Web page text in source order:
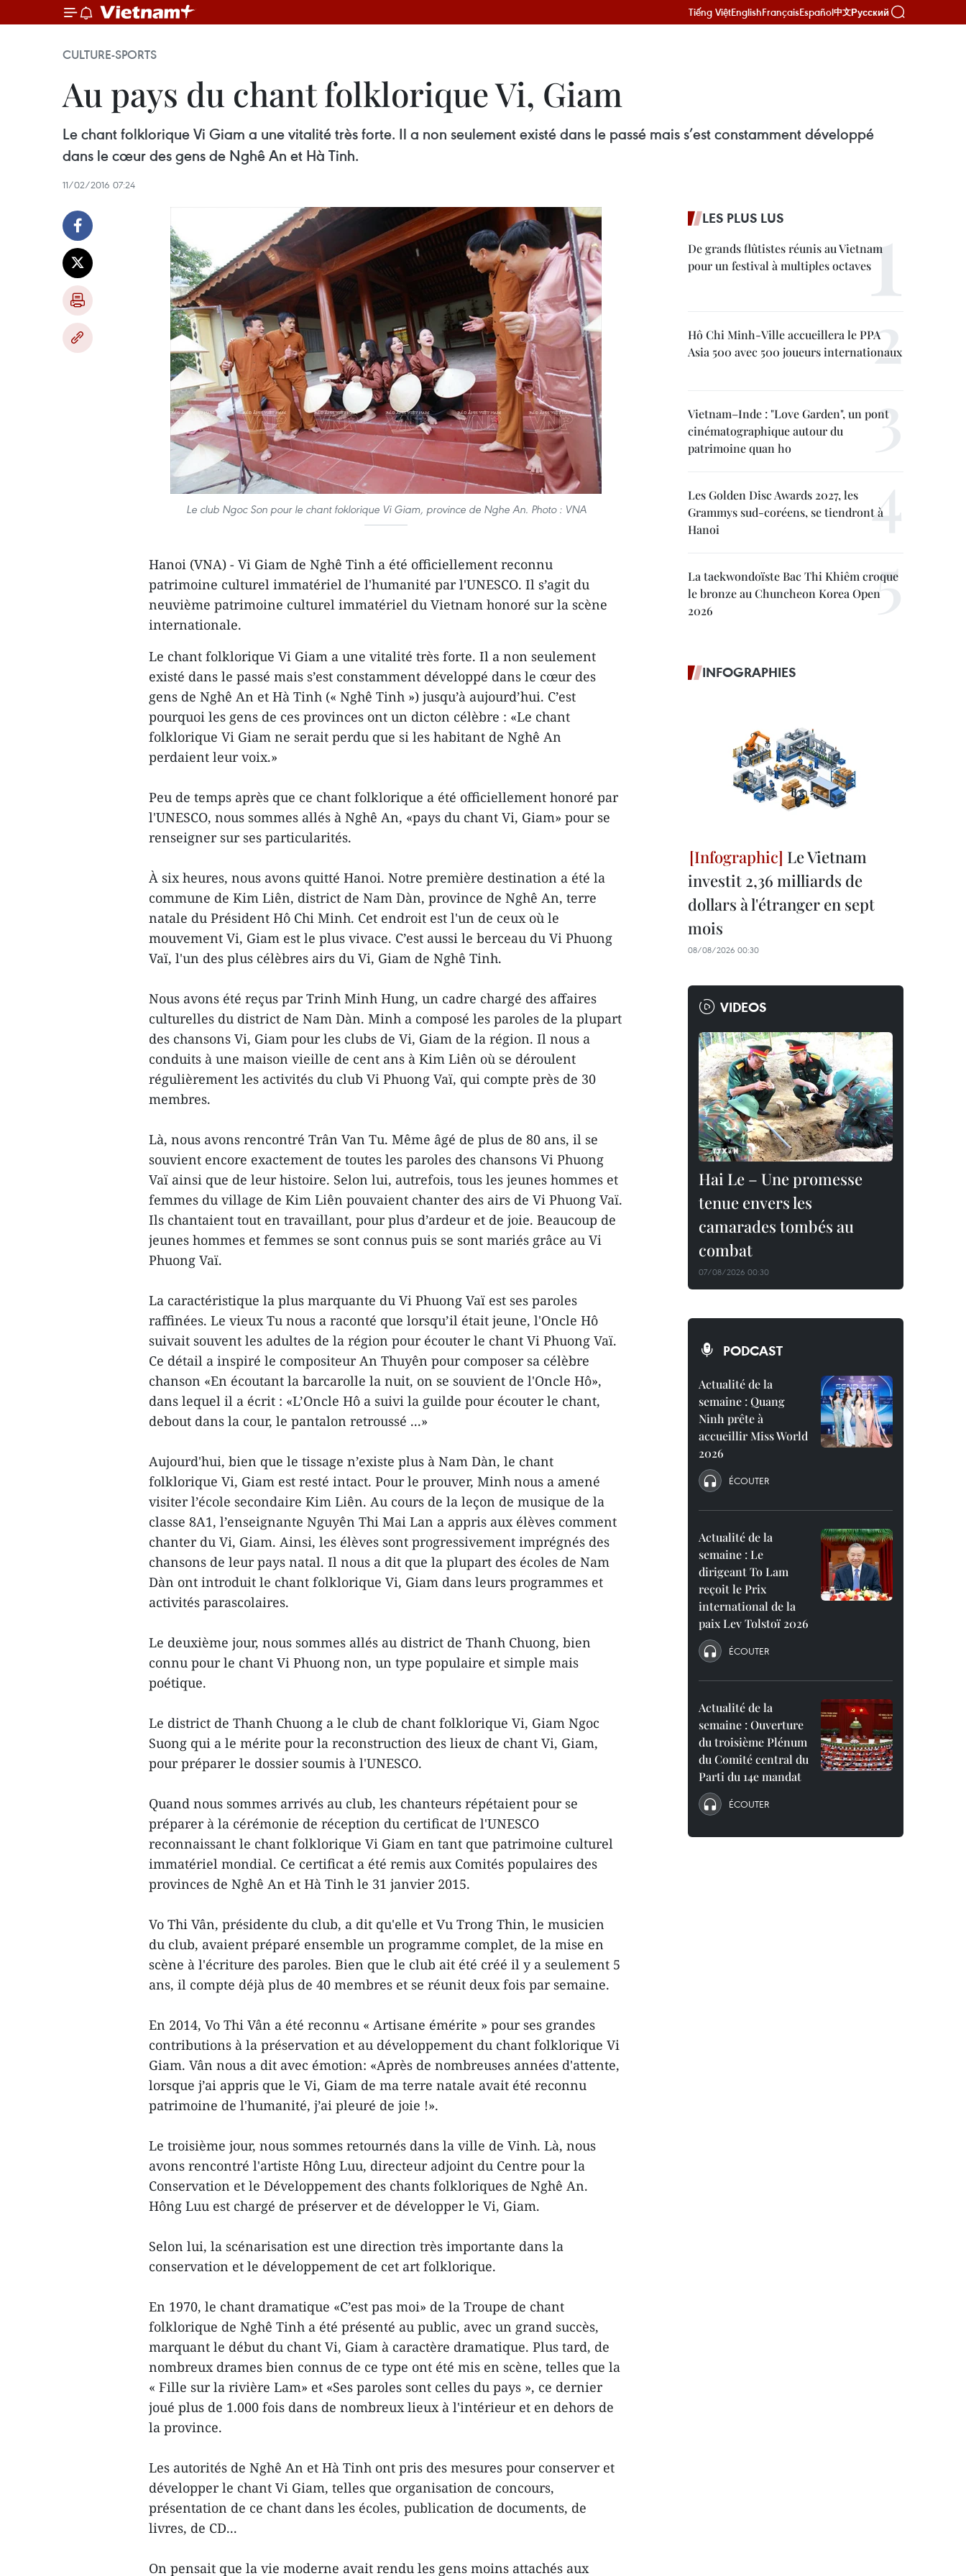
Tiếng ViệtEnglishFrançaisEspañol中文Русский
CULTURE-SPORTS
Au pays du chant folklorique Vi, Giam
Le chant folklorique Vi Giam a une vitalité très forte. Il a non seulement existé dans le passé mais s’est constamment développé
dans le cœur des gens de Nghê An et Hà Tinh.
11/02/2016 07:24
Le club Ngoc Son pour le chant foklorique Vi Giam, province de Nghe An. Photo : VNA
Hanoi (VNA) - Vi Giam de Nghê Tinh a été officiellement reconnu
patrimoine culturel immatériel de l'humanité par l'UNESCO. Il s’agit du
neuvième patrimoine culturel immatériel du Vietnam honoré sur la scène
internationale.
Le chant folklorique Vi Giam a une vitalité très forte. Il a non seulement
existé dans le passé mais s’est constamment développé dans le cœur des
gens de Nghê An et Hà Tinh (« Nghê Tinh ») jusqu’à aujourd’hui. C’est
pourquoi les gens de ces provinces ont un dicton célèbre : «Le chant
folklorique Vi Giam ne serait perdu que si les habitant de Nghê An
perdaient leur voix.»
Peu de temps après que ce chant folklorique a été officiellement honoré par
l'UNESCO, nous sommes allés à Nghê An, «pays du chant Vi, Giam» pour se
renseigner sur ses particularités.
À six heures, nous avons quitté Hanoi. Notre première destination a été la
commune de Kim Liên, district de Nam Dàn, province de Nghê An, terre
natale du Président Hô Chi Minh. Cet endroit est l'un de ceux où le
mouvement Vi, Giam est le plus vivace. C’est aussi le berceau du Vi Phuong
Vaï, l'un des plus célèbres airs du Vi, Giam de Nghê Tinh.
Nous avons été reçus par Trinh Minh Hung, un cadre chargé des affaires
culturelles du district de Nam Dàn. Minh a composé les paroles de la plupart
des chansons Vi, Giam pour les clubs de Vi, Giam de la région. Il nous a
conduits à une maison vieille de cent ans à Kim Liên où se déroulent
régulièrement les activités du club Vi Phuong Vaï, qui compte près de 30
membres.
Là, nous avons rencontré Trân Van Tu. Même âgé de plus de 80 ans, il se
souvient encore exactement de toutes les paroles des chansons Vi Phuong
Vaï ainsi que de leur histoire. Selon lui, autrefois, tous les jeunes hommes et
femmes du village de Kim Liên pouvaient chanter des airs de Vi Phuong Vaï.
Ils chantaient tout en travaillant, pour plus d’ardeur et de joie. Beaucoup de
jeunes hommes et femmes se sont connus puis se sont mariés grâce au Vi
Phuong Vaï.
La caractéristique la plus marquante du Vi Phuong Vaï est ses paroles
raffinées. Le vieux Tu nous a raconté que lorsqu’il était jeune, l'Oncle Hô
suivait souvent les adultes de la région pour écouter le chant Vi Phuong Vaï.
Ce détail a inspiré le compositeur An Thuyên pour composer sa célèbre
chanson «En écoutant la barcarolle la nuit, on se souvient de l'Oncle Hô»,
dans lequel il a écrit : «L’Oncle Hô a suivi la guilde pour écouter le chant,
debout dans la cour, le pantalon retroussé ...»
Aujourd'hui, bien que le tissage n’existe plus à Nam Dàn, le chant
folklorique Vi, Giam est resté intact. Pour le prouver, Minh nous a amené
visiter l’école secondaire Kim Liên. Au cours de la leçon de musique de la
classe 8A1, l’enseignante Nguyên Thi Mai Lan a appris aux élèves comment
chanter du Vi, Giam. Ainsi, les élèves sont progressivement imprégnés des
chansons de leur pays natal. Il nous a dit que la plupart des écoles de Nam
Dàn ont introduit le chant folklorique Vi, Giam dans leurs programmes et
activités parascolaires.
Le deuxième jour, nous sommes allés au district de Thanh Chuong, bien
connu pour le chant Vi Phuong non, un type populaire et simple mais
poétique.
Le district de Thanh Chuong a le club de chant folklorique Vi, Giam Ngoc
Suong qui a le mérite pour la reconstruction des lieux de chant Vi, Giam,
pour préparer le dossier soumis à l'UNESCO.
Quand nous sommes arrivés au club, les chanteurs répétaient pour se
préparer à la cérémonie de réception du certificat de l'UNESCO
reconnaissant le chant folklorique Vi Giam en tant que patrimoine culturel
immatériel mondial. Ce certificat a été remis aux Comités populaires des
provinces de Nghê An et Hà Tinh le 31 janvier 2015.
Vo Thi Vân, présidente du club, a dit qu'elle et Vu Trong Thin, le musicien
du club, avaient préparé ensemble un programme complet, de la mise en
scène à l'écriture des paroles. Bien que le club ait été créé il y a seulement 5
ans, il compte déjà plus de 40 membres et se réunit deux fois par semaine.
En 2014, Vo Thi Vân a été reconnu « Artisane émérite » pour ses grandes
contributions à la préservation et au développement du chant folklorique Vi
Giam. Vân nous a dit avec émotion: «Après de nombreuses années d'attente,
lorsque j’ai appris que le Vi, Giam de ma terre natale avait été reconnu
patrimoine de l'humanité, j’ai pleuré de joie !».
Le troisième jour, nous sommes retournés dans la ville de Vinh. Là, nous
avons rencontré l'artiste Hông Luu, directeur adjoint du Centre pour la
Conservation et le Développement des chants folkloriques de Nghê An.
Hông Luu est chargé de préserver et de développer le Vi, Giam.
Selon lui, la scénarisation est une direction très importante dans la
conservation et le développement de cet art folklorique.
En 1970, le chant dramatique «C’est pas moi» de la Troupe de chant
folklorique de Nghê Tinh a été présenté au public, avec un grand succès,
marquant le début du chant Vi, Giam à caractère dramatique. Plus tard, de
nombreux drames bien connus de ce type ont été mis en scène, telles que la
« Fille sur la rivière Lam» et «Ses paroles sont celles du pays », ce dernier
joué plus de 1.000 fois dans de nombreux lieux à l'intérieur et en dehors de
la province.
Les autorités de Nghê An et Hà Tinh ont pris des mesures pour conserver et
développer le chant Vi Giam, telles que organisation de concours,
présentation de ce chant dans les écoles, publication de documents, de
livres, de CD...
On pensait que la vie moderne avait rendu les gens moins attachés aux
LES PLUS LUS
De grands flûtistes réunis au Vietnam
pour un festival à multiples octaves
Hô Chi Minh-Ville accueillera le PPA
Asia 500 avec 500 joueurs internationaux
Vietnam–Inde : "Love Garden", un pont
cinématographique autour du
patrimoine quan ho
Les Golden Disc Awards 2027, les
Grammys sud-coréens, se tiendront à
Hanoi
La taekwondoïste Bac Thi Khiêm croque
le bronze au Chuncheon Korea Open
2026
INFOGRAPHIES
Le Vietnam
investit 2,36 milliards de
dollars à l'étranger en sept
mois
08/08/2026 00:30
VIDEOS
Hai Le – Une promesse
tenue envers les
camarades tombés au
combat
07/08/2026 00:30
PODCAST
Actualité de la
semaine : Quang
Ninh prête à
accueillir Miss World
2026
ÉCOUTER
Actualité de la
semaine : Le
dirigeant To Lam
reçoit le Prix
international de la
paix Lev Tolstoï 2026
ÉCOUTER
Actualité de la
semaine : Ouverture
du troisième Plénum
du Comité central du
Parti du 14e mandat
ÉCOUTER